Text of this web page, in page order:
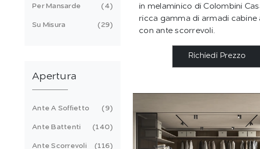
in melaminico di Colombini
ricca gamma di armadi cabine
con ante scorrevoli.
Richiedi Prezzo
Per Mansarde 4
Su Misura 29
Apertura
Ante A Soffietto 9
Ante Battenti 140
Ante Scorrevoli 116